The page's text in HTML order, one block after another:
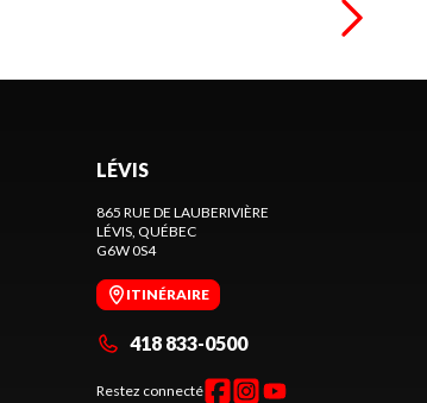
LÉVIS
865 RUE DE LAUBERIVIÈRE
LÉVIS , QUÉBEC
G6W 0S4
ITINÉRAIRE
418 833-0500
Restez connecté